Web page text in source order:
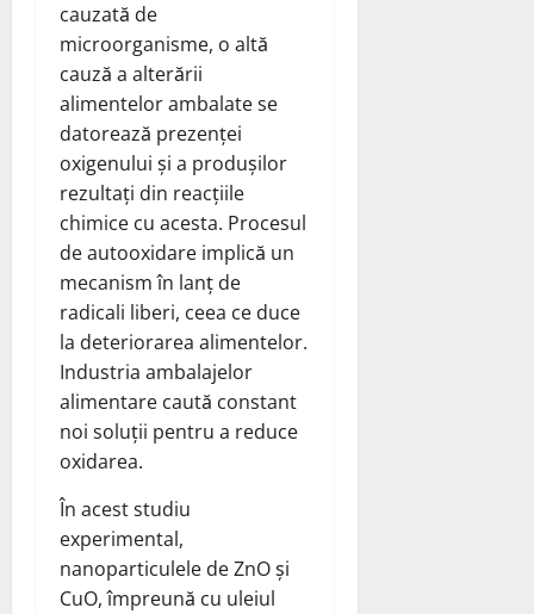
cauzată de
microorganisme, o altă
cauză a alterării
alimentelor ambalate se
datorează prezenței
oxigenului și a produșilor
rezultați din reacțiile
chimice cu acesta. Procesul
de autooxidare implică un
mecanism în lanț de
radicali liberi, ceea ce duce
la deteriorarea alimentelor.
Industria ambalajelor
alimentare caută constant
noi soluții pentru a reduce
oxidarea.
În acest studiu
experimental,
nanoparticulele de ZnO și
CuO, împreună cu uleiul